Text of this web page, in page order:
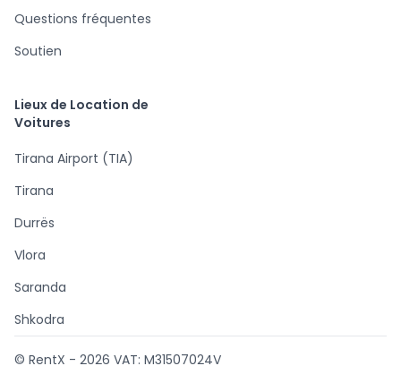
Questions fréquentes
Soutien
Lieux de Location de
Voitures
Tirana Airport (TIA)
Tirana
Durrës
Vlora
Saranda
Shkodra
© RentX - 2026 VAT: M31507024V